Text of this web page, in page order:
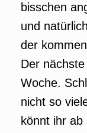
bisschen
und
der
Der
Woche.
nicht so
könnt ihr